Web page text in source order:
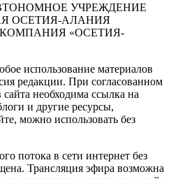
УЧРЕЖДЕНИЕ
ОСЕТИЯ-АЛАНИЯ
«ОСЕТИЯ-
использование материалов
редакции. При согласованном
необходима ссылка на
и другие ресурсы,
можно использовать без
потока в сети интернет без
Трансляция эфира возможна